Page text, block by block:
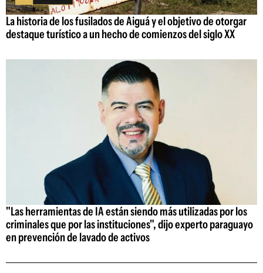
La historia de los fusilados de Aiguá y el objetivo de otorgar
destaque turístico a un hecho de comienzos del siglo XX
"Las herramientas de IA están siendo más utilizadas por los
criminales que por las instituciones", dijo experto paraguayo
en prevención de lavado de activos